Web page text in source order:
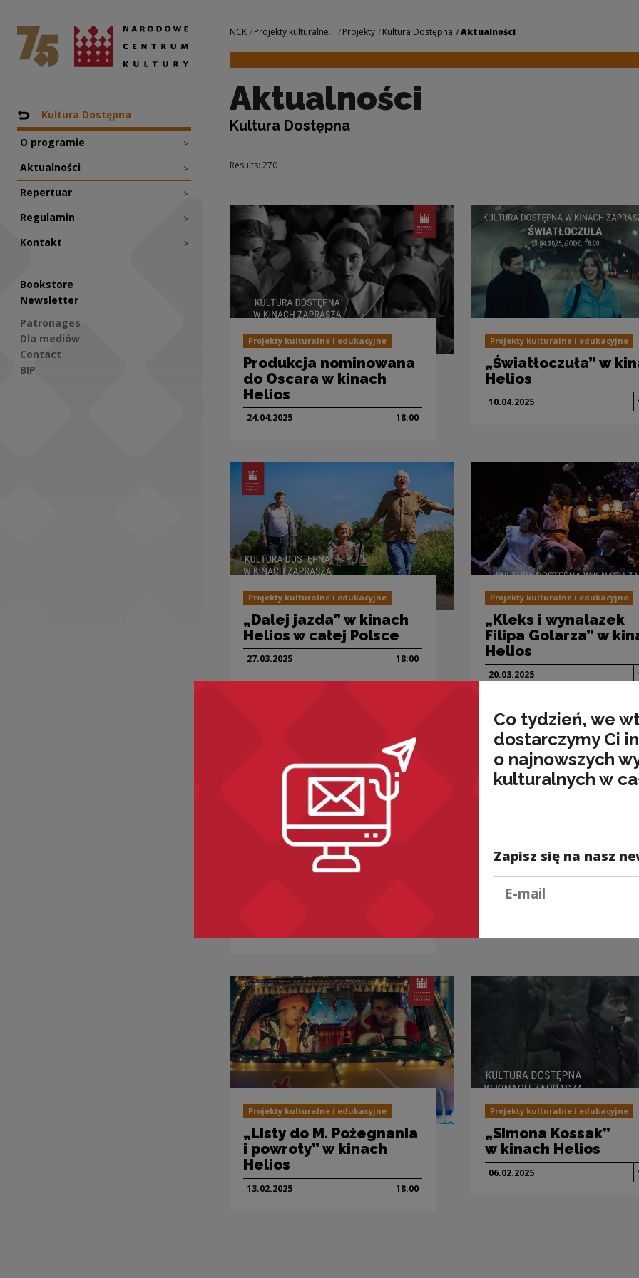
Aktualności | Narodowe Centrum
National Centre for Culture Poland
Nawigacja
Back to: Projekty
Kultura Dostępna
O programie >
Aktualności >
Repertuar >
Regulamin >
Kontakt >
Bookstore
Newsletter
Patronages
Dla mediów
Contact
BIP
Navigation
NCK Projekty kulturalne... Projekty Kultura Dostępna Aktualności
Aktualności
Kultura Dostępna
Results: 270
Projekty kulturalne i edukacyjne
Produkcja nominowana
do Oscara w kinach
Helios
24.04.2025 18:00
Projekty kulturalne i edukacyjne
„Światłoczuła” w
Helios
10.04.2025
Projekty kulturalne i edukacyjne
„Dalej jazda” w kinach
Helios w całej Polsce
27.03.2025 18:00
Projekty kulturalne i edukacyjne
„Kleks i wynalazek
Filipa Golarza” w
Helios
20.03.2025
Projekty kulturalne i edukacyjne
„Kulej. Dwie strony
Projekty kulturalne i edukacyjne
„To nie mój film”
w kinach Helios
Projekty kulturalne i edukacyjne
„Listy do M. Pożegnania
i powroty” w kinach
Helios
13.02.2025 18:00
Projekty kulturalne i edukacyjne
„Simona Kossak”
w kinach Helios
06.02.2025
Co tydzień, we
dostarczymy Ci
o najnowszych
kulturalnych w
Zapisz się na nasz